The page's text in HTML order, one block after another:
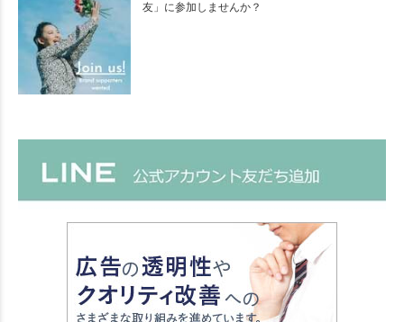
友」に参加しませんか？